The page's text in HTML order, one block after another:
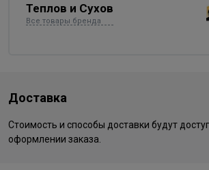
Теплов и Сухов
Все товары бренда
Доставка
Стоимость и способы доставки будут
оформлении заказа.